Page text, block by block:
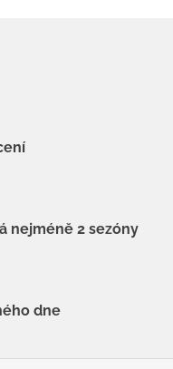
nejméně 2 sezóny
dne